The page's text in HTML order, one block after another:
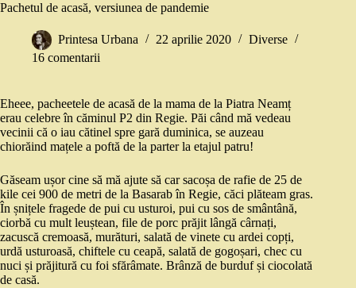
Pachetul de acasă, versiunea de pandemie
Printesa Urbana 22 aprilie 2020
Diverse
16 comentarii
Eheee, pacheetele de acasă de la mama de la Piatra Neamț
erau celebre în căminul P2 din Regie. Păi când mă vedeau
vecinii că o iau cătinel spre gară duminica, se auzeau
chiorăind mațele a poftă de la parter la etajul patru!
Găseam ușor cine să mă ajute să car sacoșa de rafie de 25 de
kile cei 900 de metri de la Basarab în Regie, căci plăteam gras.
În șnițele fragede de pui cu usturoi, pui cu sos de smântână,
ciorbă cu mult leuștean, file de porc prăjit lângă cârnați,
zacuscă cremoasă, murături, salată de vinete cu ardei copți,
urdă usturoasă, chiftele cu ceapă, salată de gogoșari, chec cu
nuci și prăjitură cu foi sfărâmate. Brânză de burduf și ciocolată
de casă.